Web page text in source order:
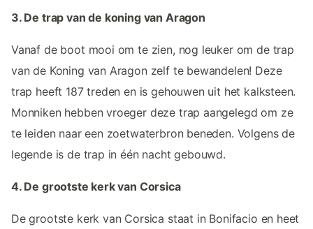
3. De trap van de koning van Aragon
Vanaf de boot mooi om te zien, nog leuker om de trap
van de Koning van Aragon zelf te bewandelen! Deze
trap heeft 187 treden en is gehouwen uit het kalksteen.
Monniken hebben vroeger deze trap aangelegd om ze
te leiden naar een zoetwaterbron beneden. Volgens de
legende is de trap in één nacht gebouwd.
4. De grootste kerk van Corsica
De grootste kerk van Corsica staat in Bonifacio en heet